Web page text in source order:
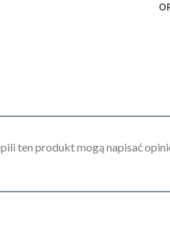
ten produkt mogą napisać